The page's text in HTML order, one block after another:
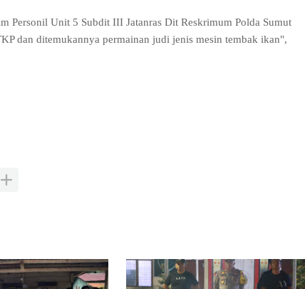
Personil Unit 5 Subdit III Jatanras Dit Reskrimum Polda Sumut
dan ditemukannya permainan judi jenis mesin tembak ikan",